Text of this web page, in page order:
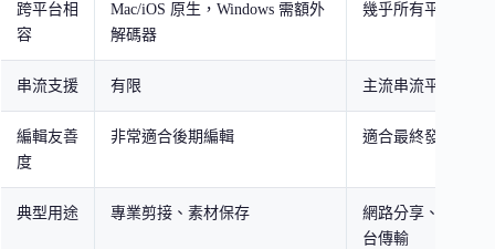
跨平台相
容
Mac/iOS 原生，Windows 需額外
解碼器
幾乎所有平台原生
串流支援 有限 主流串流平台標準
編輯友善
度
非常適合後期編輯 適合最終發布
典型用途 專業剪接、素材保存
網路分享、串流播
台傳輸